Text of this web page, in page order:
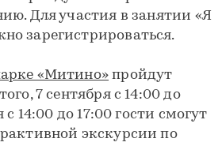
Для участия в занятии «Я
зарегистрироваться.
«Митино» пройдут
7 сентября с 14:00 до
с 14:00 до 17:00 гости смогут
экскурсии по